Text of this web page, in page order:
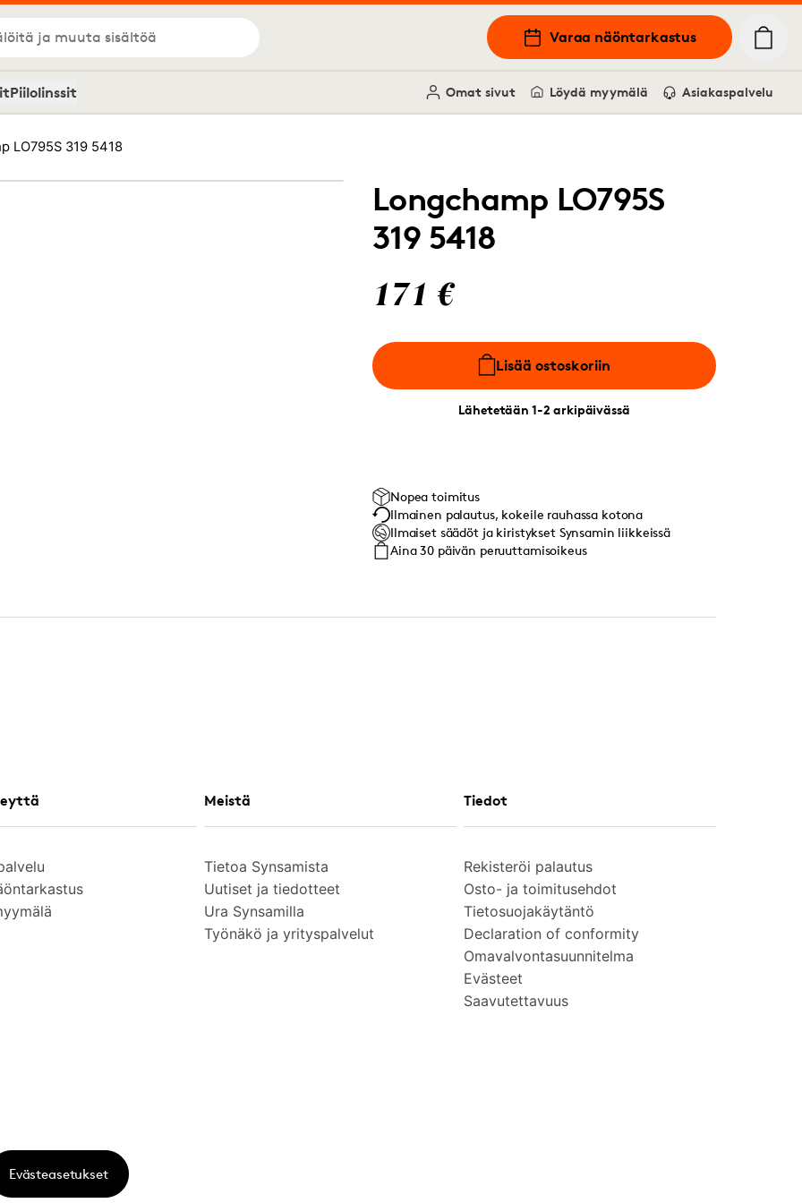
ja muuta sisältöä Varaa näöntarkastus
Piilolinssit Omat sivut Löydä myymälä Asiakaspalvelu
LO795S 319 5418
Longchamp LO795S
319 5418
171 €
Lisää ostoskoriin
Lähetetään 1-2 arkipäivässä
Nopea toimitus
Ilmainen palautus, kokeile rauhassa kotona
Ilmaiset säädöt ja kiristykset Synsamin liikkeissä
Aina 30 päivän peruuttamisoikeus
Meistä
Tietoa Synsamista
Uutiset ja tiedotteet
Ura Synsamilla
Työnäkö ja yrityspalvelut
Tiedot
Rekisteröi palautus
Osto- ja toimitusehdot
Tietosuojakäytäntö
Declaration of conformity
Omavalvontasuunnitelma
Evästeet
Saavutettavuus
Evästeasetukset